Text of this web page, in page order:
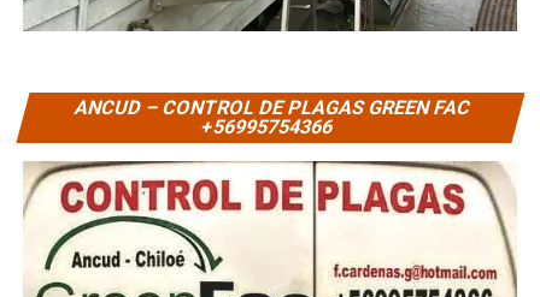
ANCUD – CONTROL DE PLAGAS GREEN FAC
+56995754366